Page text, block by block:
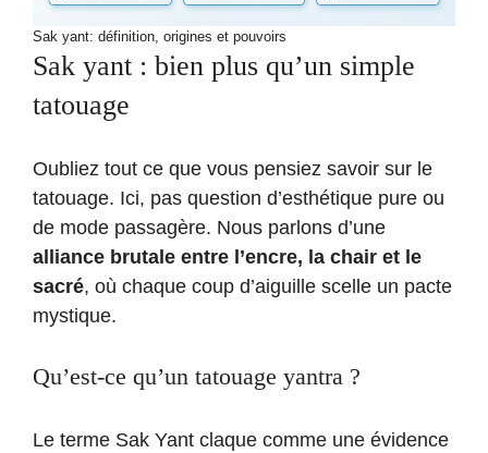
Sak yant: définition, origines et pouvoirs
Sak yant : bien plus qu’un simple
tatouage
Oubliez tout ce que vous pensiez savoir sur le
tatouage. Ici, pas question d’esthétique pure ou
de mode passagère. Nous parlons d’une
alliance brutale entre l’encre, la chair et le
sacré, où chaque coup d’aiguille scelle un pacte
mystique.
Qu’est-ce qu’un tatouage yantra ?
Le terme Sak Yant claque comme une évidence